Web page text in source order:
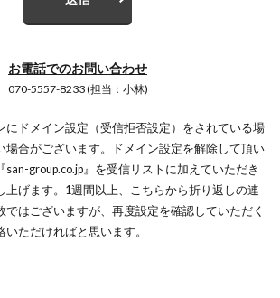
お電話でのお問い合わせ
070-5557-8233 (担当：小林)
にドメイン設定（受信拒否設定）をされている場
場合がございます。ドメイン設定を解除して頂い
san-group.co.jp』を受信リストに加えていただき
上げます。1週間以上、こちらから折り返しの連
ではございますが、再度設定を確認していただく
ただければと思います。